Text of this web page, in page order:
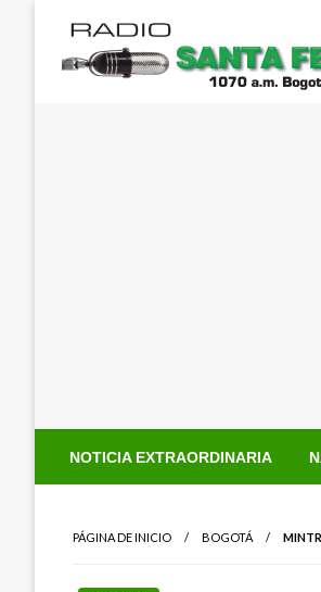
contenido
NOTICIA EXTRAORDINARIA
PÁGINA DE INICIO BOGOTÁ